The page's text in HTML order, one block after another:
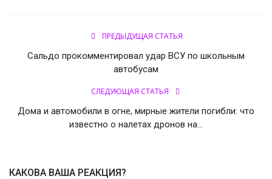
ПРЕДЫДУЩАЯ СТАТЬЯ
Сальдо прокомментировал удар ВСУ по школьным
автобусам
СЛЕДУЮЩАЯ СТАТЬЯ
Дома и автомобили в огне, мирные жители погибли: что
известно о налетах дронов на...
КАКОВА ВАША РЕАКЦИЯ?